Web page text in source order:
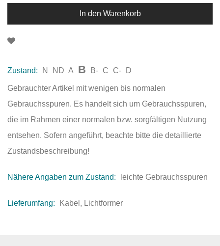
In den Warenkorb
Zustand: N ND A B B- C C- D
Gebrauchter Artikel mit wenigen bis normalen
Gebrauchsspuren. Es handelt sich um Gebrauchsspuren,
die im Rahmen einer normalen bzw. sorgfältigen Nutzung
entsehen. Sofern angeführt, beachte bitte die detaillierte
Zustandsbeschreibung!
Nähere Angaben zum Zustand: leichte Gebrauchsspuren
Lieferumfang: Kabel, Lichtformer